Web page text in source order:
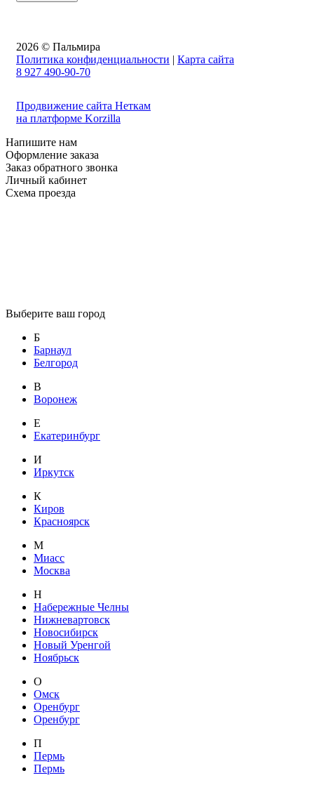
2026 © Пальмира
Политика конфиденциальности | Карта сайта
8 927 490-90-70
Продвижение сайта Неткам
на платформе Korzilla
Напишите нам
Оформление заказа
Заказ обратного звонка
Личный кабинет
Схема проезда
Выберите ваш город
Б
Барнаул
Белгород
В
Воронеж
Е
Екатеринбург
И
Иркутск
К
Киров
Красноярск
М
Миасс
Москва
Н
Набережные Челны
Нижневартовск
Новосибирск
Новый Уренгой
Ноябрьск
О
Омск
Оренбург
Оренбург
П
Пермь
Пермь